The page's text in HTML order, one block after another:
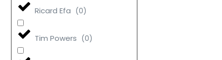
Ricard Efa (0)
Tim Powers (0)